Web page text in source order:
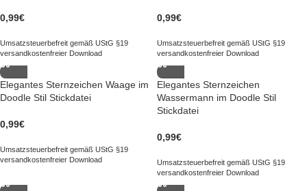
0,99€
Umsatzsteuerbefreit gemäß UStG §19
versandkostenfreier Download
0,99€
Umsatzsteuerbefreit gemäß UStG §19
versandkostenfreier Download
Elegantes Sternzeichen Waage im
Doodle Stil Stickdatei
0,99€
Umsatzsteuerbefreit gemäß UStG §19
versandkostenfreier Download
Elegantes Sternzeichen
Wassermann im Doodle Stil
Stickdatei
0,99€
Umsatzsteuerbefreit gemäß UStG §19
versandkostenfreier Download